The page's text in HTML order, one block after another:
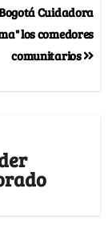
Cuidadora
los comedores
comunitarios